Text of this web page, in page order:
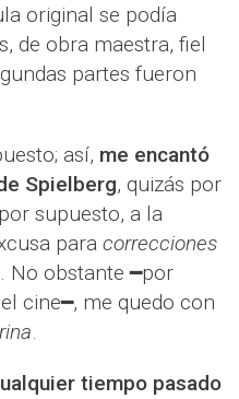
original se podía
de obra maestra, fiel
partes fueron
así, me encantó
Spielberg, quizás por
supuesto, a la
para correcciones
No obstante ━por
cine━, me quedo con
.
tiempo pasado